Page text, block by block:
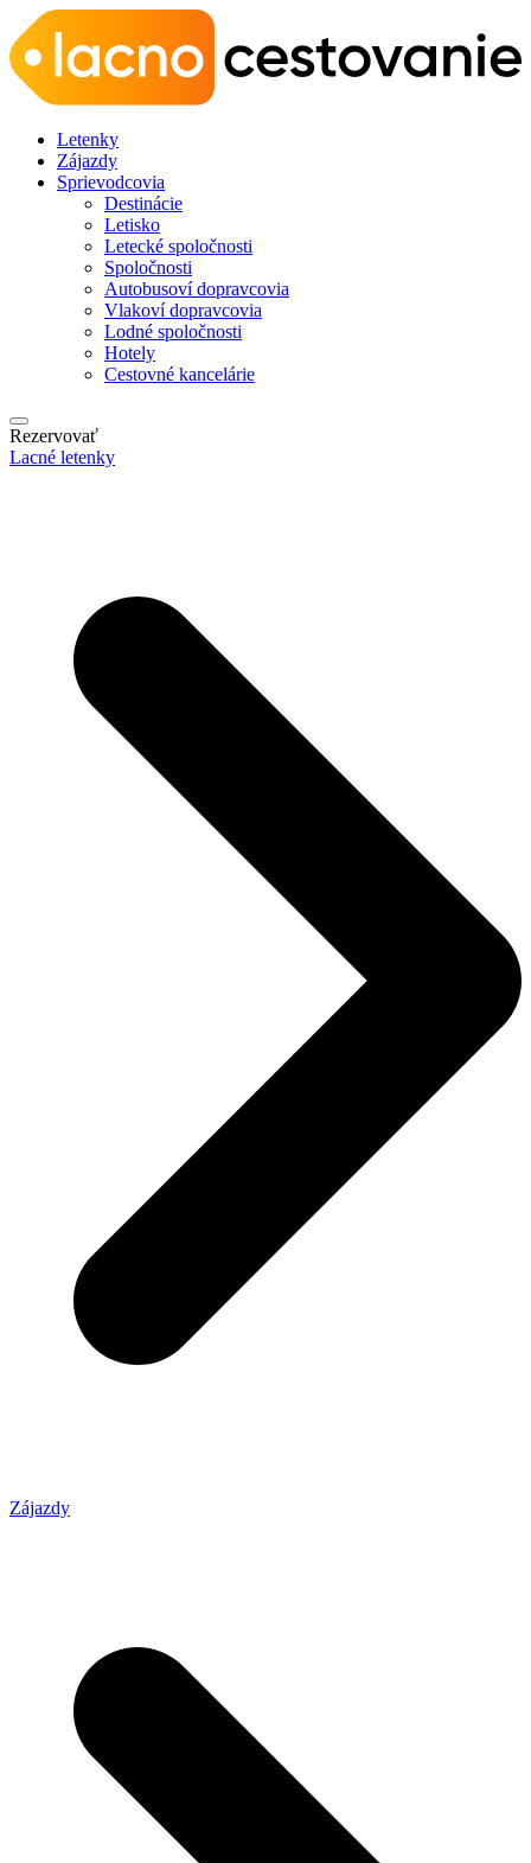
Letenky
Zájazdy
Sprievodcovia
Destinácie
Letisko
Letecké spoločnosti
Spoločnosti
Autobusoví dopravcovia
Vlakoví dopravcovia
Lodné spoločnosti
Hotely
Cestovné kancelárie
Rezervovať
Lacné letenky
Zájazdy